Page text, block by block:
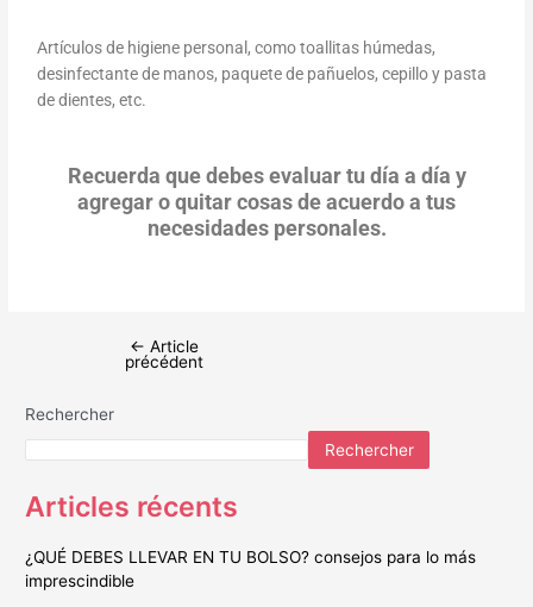
Artículos de higiene personal, como toallitas húmedas,
desinfectante de manos, paquete de pañuelos, cepillo y pasta
de dientes, etc.
Recuerda que debes evaluar tu día a día y
agregar o quitar cosas de acuerdo a tus
necesidades personales.
← Article
précédent
Rechercher
Rechercher
Articles récents
¿QUÉ DEBES LLEVAR EN TU BOLSO? consejos para lo más
imprescindible